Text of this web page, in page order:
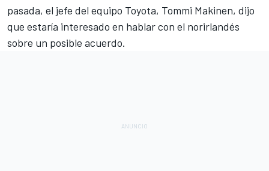
pasada, el jefe del equipo Toyota, Tommi Makinen, dijo
que estaría interesado en hablar con el norirlandés
sobre un posible acuerdo.